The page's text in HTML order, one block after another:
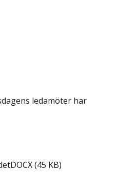
ledamöter har
DOCX(45 KB)